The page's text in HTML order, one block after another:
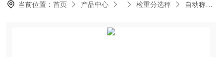
当前位置：首页 产品中心 检重分选秤 自动称重配料秤